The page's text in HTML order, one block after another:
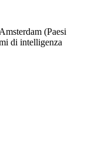
(Paesi
di intelligenza